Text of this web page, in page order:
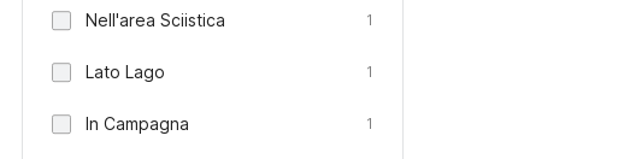
Nell'area Sciistica 1
Lato Lago 1
In Campagna 1